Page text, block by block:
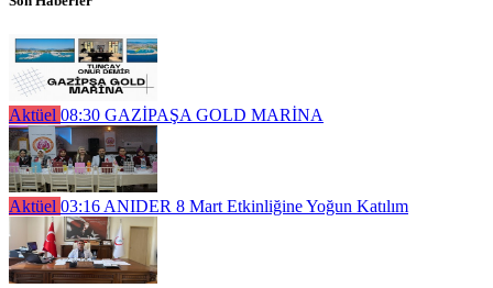
Aktüel 08:30 GAZİPAŞA GOLD MARİNA
Aktüel 03:16 ANIDER 8 Mart Etkinliğine Yoğun Katılım